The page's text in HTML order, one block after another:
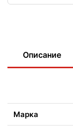
Описание
Марка